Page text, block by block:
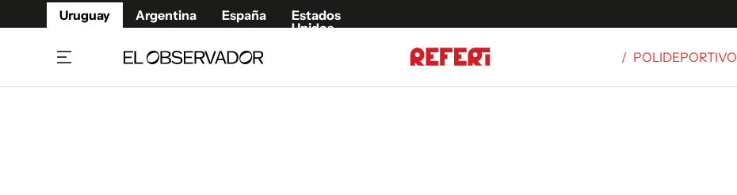
Uruguay Argentina España
Estados
Unidos
/ POLIDEPORTIVO